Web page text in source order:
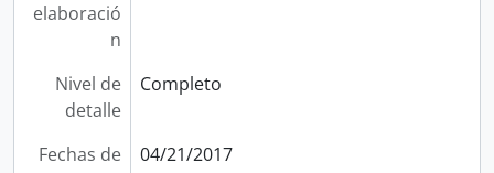
elaboració
n
Nivel de
detalle
Completo
Fechas de
04/21/2017